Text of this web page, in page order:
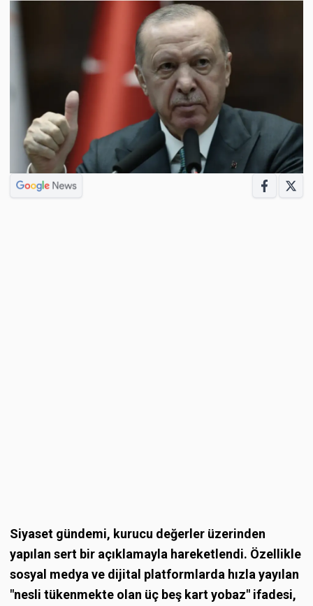
Siyaset gündemi, kurucu değerler üzerinden
yapılan sert bir açıklamayla hareketlendi. Özellikle
sosyal medya ve dijital platformlarda hızla yayılan
"nesli tükenmekte olan üç beş kart yobaz" ifadesi,